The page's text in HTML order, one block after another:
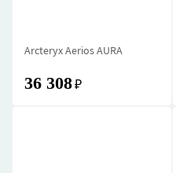
Arcteryx Aerios AURA
36 308₽